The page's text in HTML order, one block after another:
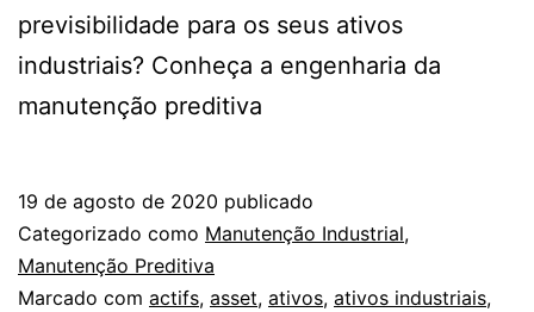
previsibilidade para os seus ativos
industriais? Conheça a engenharia da
manutenção preditiva
19 de agosto de 2020 publicado
Categorizado como Manutenção Industrial,
Manutenção Preditiva
Marcado com actifs, asset, ativos, ativos industriais,